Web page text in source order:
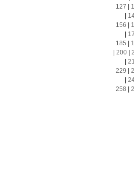
127
156
185
200|
229
258